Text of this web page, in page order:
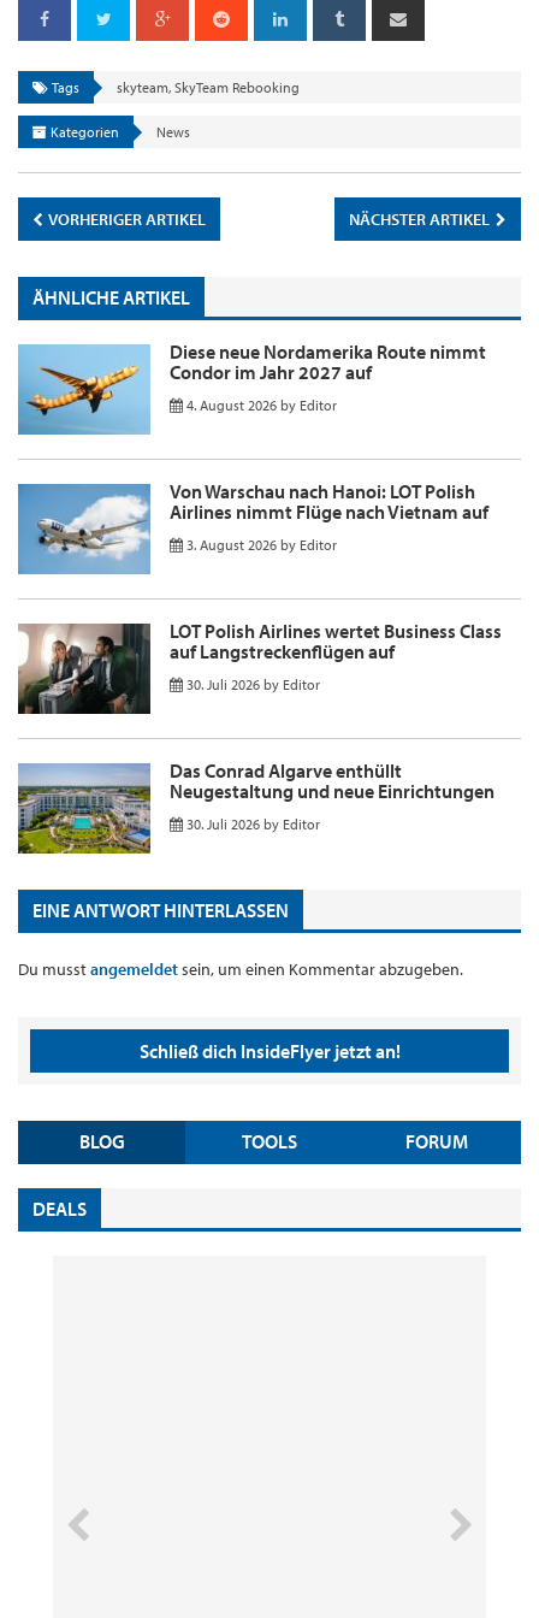
Tags skyteam, SkyTeam Rebooking
Kategorien News
VORHERIGER ARTIKEL NÄCHSTER ARTIKEL
ÄHNLICHE ARTIKEL
Diese neue Nordamerika Route nimmt
Condor im Jahr 2027 auf
4. August 2026 by Editor
Von Warschau nach Hanoi: LOT Polish
Airlines nimmt Flüge nach Vietnam auf
3. August 2026 by Editor
LOT Polish Airlines wertet Business Class
auf Langstreckenflügen auf
30. Juli 2026 by Editor
Das Conrad Algarve enthüllt
Neugestaltung und neue Einrichtungen
30. Juli 2026 by Editor
EINE ANTWORT HINTERLASSEN
Du musstangemeldetsein, um einen Kommentar abzugeben.
Schließ dich InsideFlyer jetzt an!
BLOG TOOLS FORUM
DEALS